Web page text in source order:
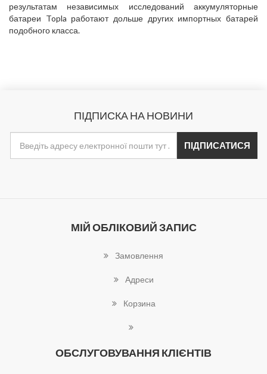
результатам независимых исследований аккумуляторные
батареи Topla работают дольше других импортных батарей
подобного класса.
ПІДПИСКА НА НОВИНИ
МІЙ ОБЛІКОВИЙ ЗАПИС
Замовлення
Адреси
Корзина
ОБСЛУГОВУВАННЯ КЛІЄНТІВ